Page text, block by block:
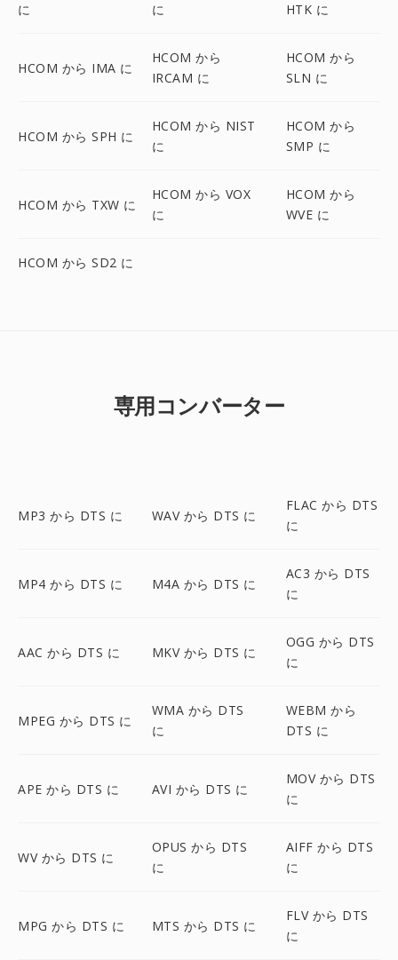
に
に
HTK に
HCOM から IMA に
HCOM から
IRCAM に
HCOM から
SLN に
HCOM から SPH に
HCOM から NIST
に
HCOM から
SMP に
HCOM から TXW に
HCOM から VOX
に
HCOM から
WVE に
HCOM から SD2 に
専用コンバーター
MP3 から DTS に WAV から DTS に
FLAC から DTS
に
MP4 から DTS に M4A から DTS に
AC3 から DTS
に
AAC から DTS に MKV から DTS に
OGG から DTS
に
MPEG から DTS に
WMA から DTS
に
WEBM から
DTS に
APE から DTS に AVI から DTS に
MOV から DTS
に
WV から DTS に
OPUS から DTS
に
AIFF から DTS
に
MPG から DTS に MTS から DTS に
FLV から DTS
に